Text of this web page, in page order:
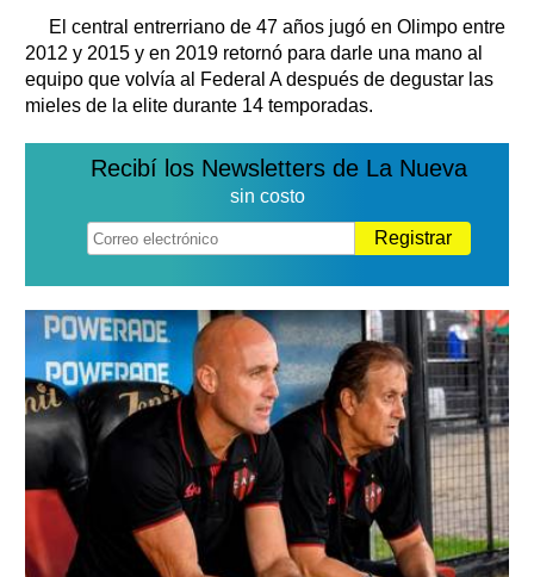
El central entrerriano de 47 años jugó en Olimpo entre
2012 y 2015 y en 2019 retornó para darle una mano al
equipo que volvía al Federal A después de degustar las
mieles de la elite durante 14 temporadas.
Recibí los Newsletters de La Nueva
sin costo
Registrar